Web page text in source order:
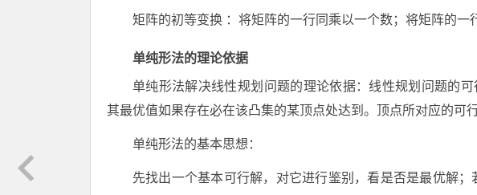
矩阵的初等变换 ：将矩阵的一行同乘以一个数；将矩阵的一
单纯形法的理论依据
单纯形法解决线性规划问题的理论依据：线性规划问题的可
其最优值如果存在必在该凸集的某顶点处达到。顶点所对应的可
单纯形法的基本思想：
先找出一个基本可行解，对它进行鉴别，看是否是最优解